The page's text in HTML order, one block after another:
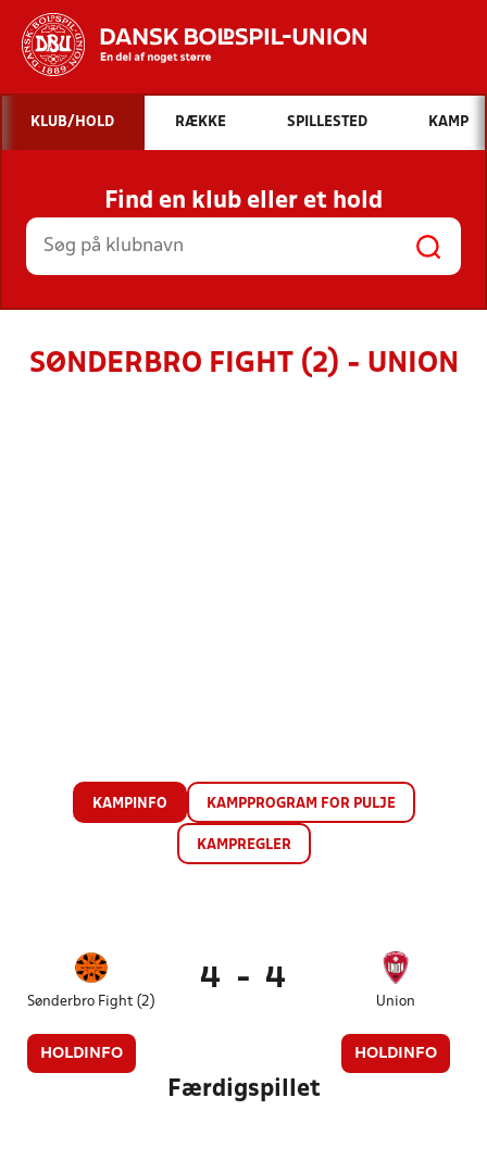
Hvad vil du søge efter?
INDHOLD OG NYHEDER
STILLINGER, RESULTATER, KLUBBER OG
HOLD
KLUB/HOLD RÆKKE SPILLESTED KAMP
Find en klub eller et hold
SØNDERBRO FIGHT (2) - UNION
KAMPINFO KAMPPROGRAM FOR PULJE
KAMPREGLER
Sønderbro Fight (2)
HOLDINFO
4 - 4
Union
HOLDINFO
Færdigspillet